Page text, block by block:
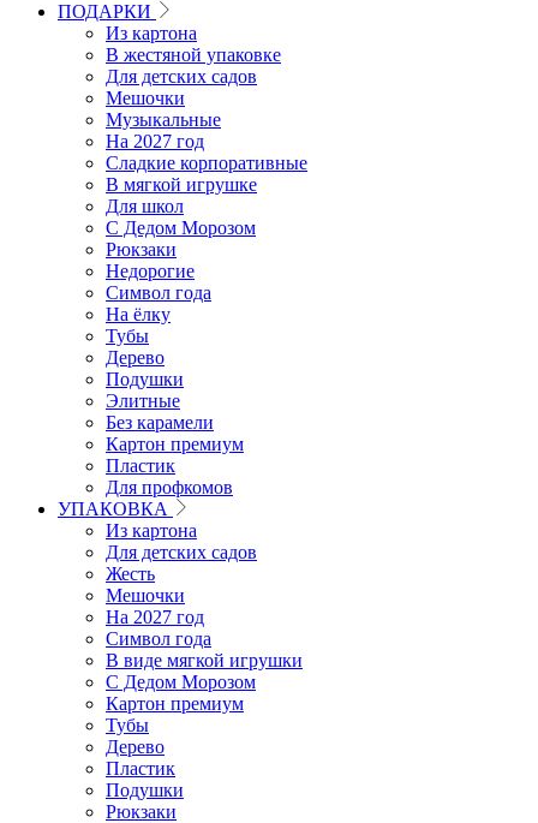
ПОДАРКИ
Из картона
В жестяной упаковке
Для детских садов
Мешочки
Музыкальные
На 2027 год
Сладкие корпоративные
В мягкой игрушке
Для школ
С Дедом Морозом
Рюкзаки
Недорогие
Символ года
На ёлку
Тубы
Дерево
Подушки
Элитные
Без карамели
Картон премиум
Пластик
Для профкомов
УПАКОВКА
Из картона
Для детских садов
Жесть
Мешочки
На 2027 год
Символ года
В виде мягкой игрушки
С Дедом Морозом
Картон премиум
Тубы
Дерево
Пластик
Подушки
Рюкзаки